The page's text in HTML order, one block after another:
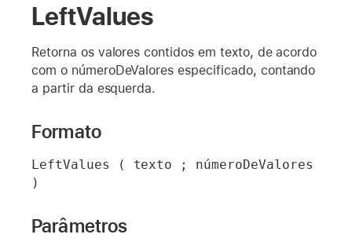
LeftValues
Retorna os valores contidos em texto, de acordo
com o númeroDeValores especificado, contando
a partir da esquerda.
Formato
LeftValues ( texto ; númeroDeValores
)
Parâmetros